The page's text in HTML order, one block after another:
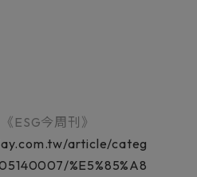
ESG今周刊》
article/categ
%E5%85%A8